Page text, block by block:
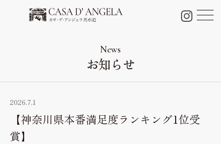
Bridal fair
料金プラン
Bridal plan
News
お知らせ
2026.7.1
【神奈川県本番満足度ランキング1位受
賞】